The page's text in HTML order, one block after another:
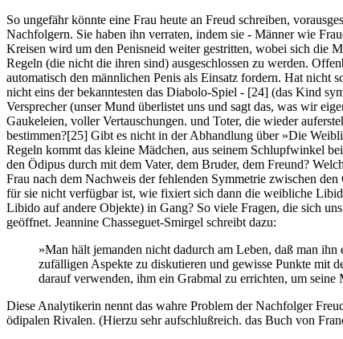
So ungefähr könnte eine Frau heute an Freud schreiben,
Nachfolgern. Sie haben ihn verraten, indem sie - Männer wie
Kreisen wird um den Penisneid weiter gestritten, wobei sich die
Regeln (die nicht die ihren sind) ausgeschlossen zu werden.
automatisch den männlichen Penis als Einsatz fordern. Hat
nicht eins der bekanntesten das Diabolo-Spiel - [24] (das Kind
Versprecher (unser Mund überlistet uns und sagt das, was wir
Gaukeleien, voller Vertauschungen. und Toter, die wieder
bestimmen?[25] Gibt es nicht in der Abhandlung über »Die
Regeln kommt das kleine Mädchen, aus seinem Schlupfwinkel
den Ödipus durch mit dem Vater, dem Bruder, dem Freund?
Frau nach dem Nachweis der fehlenden Symmetrie zwischen
für sie nicht verfügbar ist, wie fixiert sich dann die weibliche
Libido auf andere Objekte) in Gang? So viele Fragen, die sich
geöffnet. Jeannine Chasseguet-Smirgel schreibt dazu:
»Man hält jemanden nicht dadurch am Leben, daß man
zufälligen Aspekte zu diskutieren und gewisse Punkte mit
darauf verwenden, ihm ein Grabmal zu errichten, um seine
Diese Analytikerin nennt das wahre Problem der Nachfolger
ödipalen Rivalen. (Hierzu sehr aufschlußreich. das Buch von